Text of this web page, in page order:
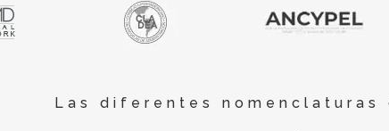
Las diferentes nomenclaturas